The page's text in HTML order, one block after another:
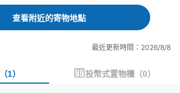
backward
interact
and
查看附近的寄物地點
最近更新時間：2026/8/8
（1） 投幣式置物櫃 （0）